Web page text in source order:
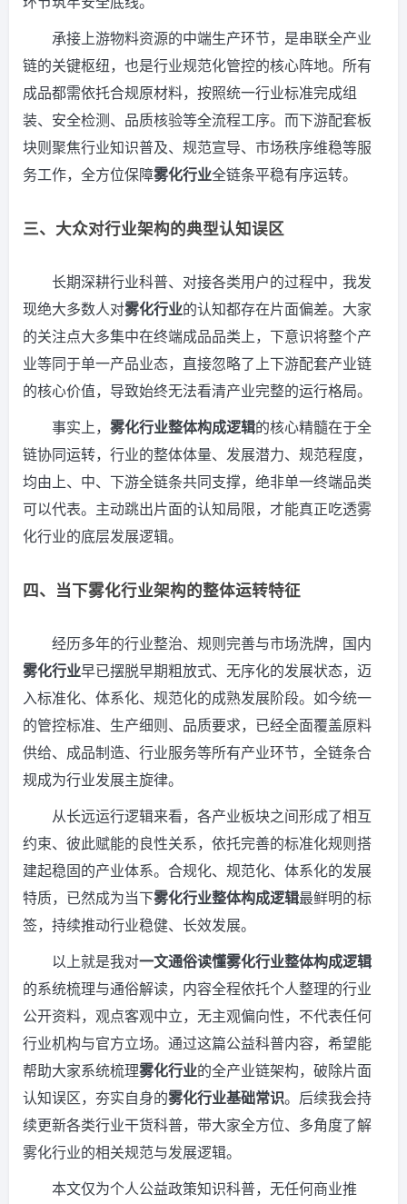
承接上游物料资源的中端生产环节，是串联全产业
链的关键枢纽，也是行业规范化管控的核心阵地。所有
成品都需依托合规原材料，按照统一行业标准完成组
装、安全检测、品质核验等全流程工序。而下游配套板
块则聚焦行业知识普及、规范宣导、市场秩序维稳等服
务工作，全方位保障雾化行业全链条平稳有序运转。
三、大众对行业架构的典型认知误区
长期深耕行业科普、对接各类用户的过程中，我发
现绝大多数人对雾化行业的认知都存在片面偏差。大家
的关注点大多集中在终端成品品类上，下意识将整个产
业等同于单一产品业态，直接忽略了上下游配套产业链
的核心价值，导致始终无法看清产业完整的运行格局。
事实上， 雾化行业整体构成逻辑的核心精髓在于全
链协同运转，行业的整体体量、发展潜力、规范程度，
均由上、中、下游全链条共同支撑，绝非单一终端品类
可以代表。主动跳出片面的认知局限，才能真正吃透雾
化行业的底层发展逻辑。
四、当下雾化行业架构的整体运转特征
经历多年的行业整治、规则完善与市场洗牌，国内
雾化行业早已摆脱早期粗放式、无序化的发展状态，迈
入标准化、体系化、规范化的成熟发展阶段。如今统一
的管控标准、生产细则、品质要求，已经全面覆盖原料
供给、成品制造、行业服务等所有产业环节，全链条合
规成为行业发展主旋律。
从长远运行逻辑来看，各产业板块之间形成了相互
约束、彼此赋能的良性关系，依托完善的标准化规则搭
建起稳固的产业体系。合规化、规范化、体系化的发展
特质，已然成为当下雾化行业整体构成逻辑最鲜明的标
签，持续推动行业稳健、长效发展。
以上就是我对一文通俗读懂雾化行业整体构成逻辑
的系统梳理与通俗解读，内容全程依托个人整理的行业
公开资料，观点客观中立，无主观偏向性，不代表任何
行业机构与官方立场。通过这篇公益科普内容，希望能
帮助大家系统梳理雾化行业的全产业链架构，破除片面
认知误区，夯实自身的雾化行业基础常识。后续我会持
续更新各类行业干货科普，带大家全方位、多角度了解
雾化行业的相关规范与发展逻辑。
本文仅为个人公益政策知识科普，无任何商业推